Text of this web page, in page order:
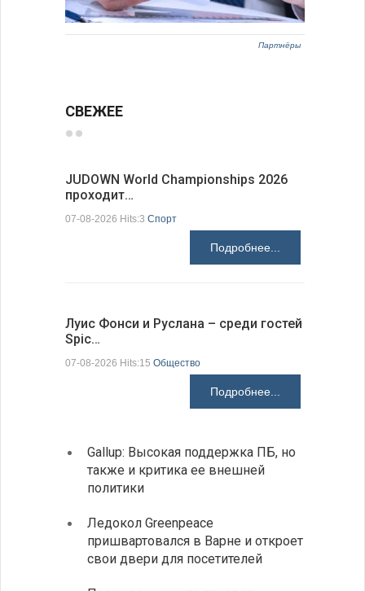
Партнёры
СВЕЖЕЕ
JUDOWN World Championships 2026
проходит…
07-08-2026 Hits:3 Спорт
Подробнее...
Луис Фонси и Руслана – среди гостей
Spic…
07-08-2026 Hits:15 Общество
Подробнее...
Gallup: Высокая поддержка ПБ, но
также и критика ее внешней
политики
Ледокол Greenpeace
пришвартовался в Варне и откроет
свои двери для посетителей